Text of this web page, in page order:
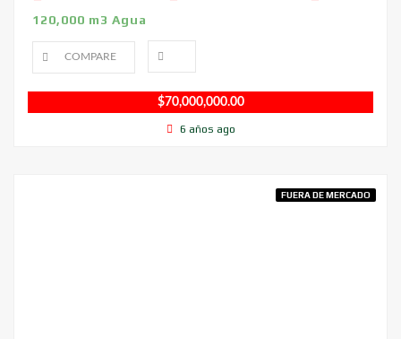
120,000 m3 Agua
COMPARE
$70,000,000.00
6 años ago
FUERA DE MERCADO